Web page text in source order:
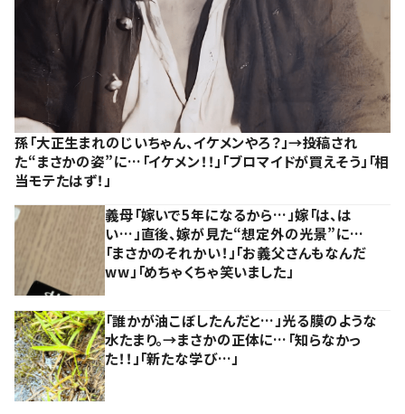
孫「大正生まれのじいちゃん、イケメンやろ？」→投稿され
た“まさかの姿”に…「イケメン！！」「ブロマイドが買えそう」「相
当モテたはず！」
義母「嫁いで5年になるから…」嫁「は、は
い…」直後、嫁が見た“想定外の光景”に…
「まさかのそれかい！」「お義父さんもなんだ
ww」「めちゃくちゃ笑いました」
「誰かが油こぼしたんだと…」光る膜のような
水たまり。→まさかの正体に…「知らなかっ
た！！」「新たな学び…」